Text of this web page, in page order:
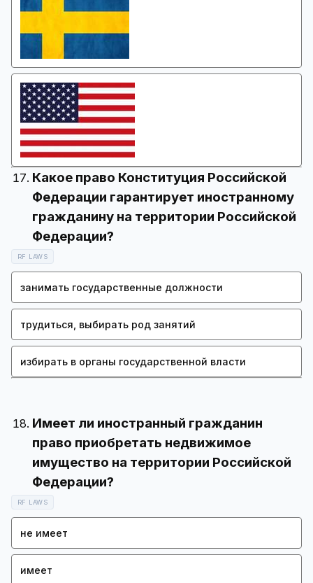
Какое право Конституция Российской
Федерации гарантирует иностранному
гражданину на территории Российской
RF LAWS
занимать государственные должности
трудиться, выбирать род занятий
избирать в органы государственной власти
Имеет ли иностранный гражданин
право приобретать недвижимое
имущество на территории Российской
RF LAWS
не имеет
имеет